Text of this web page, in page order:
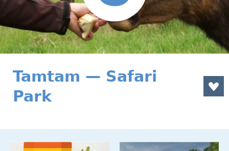
Tamtam — Safari
Park